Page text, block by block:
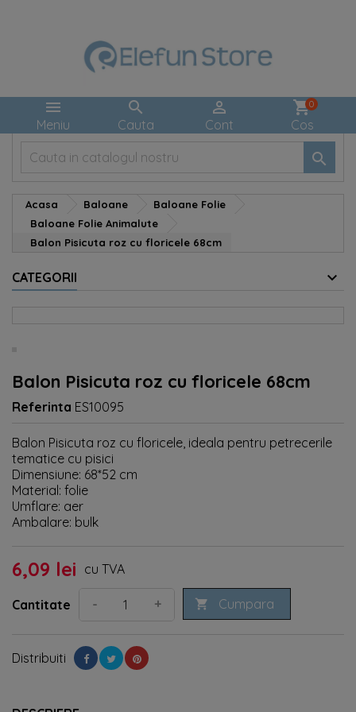

Meniu

Cauta

Cont
shopping_cart
Cos
0

Acasa Baloane
Baloane Folie
Baloane Folie Animalute
Balon Pisicuta roz cu floricele 68cm
CATEGORII
Balon Pisicuta roz cu floricele 68cm
Referinta ES10095
Balon Pisicuta roz cu floricele, ideala pentru petrecerile
tematice cu pisici
Dimensiune: 68*52 cm
Material: folie
Umflare: aer
Ambalare: bulk
6,09 lei cu TVA
Cantitate - +  Cumpara
Distribuiti